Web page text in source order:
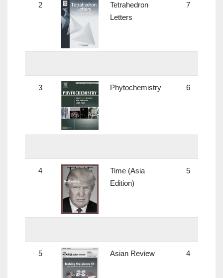
2
Tetrahedron
Letters
7
3 Phytochemistry 6
4
Time (Asia
Edition)
5
5 Asian Review 4